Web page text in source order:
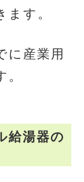
ます。
に産業用
給湯器の